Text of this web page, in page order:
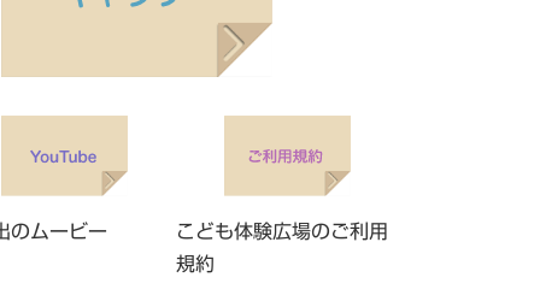
のムービー
こども体験広場のご利用
規約